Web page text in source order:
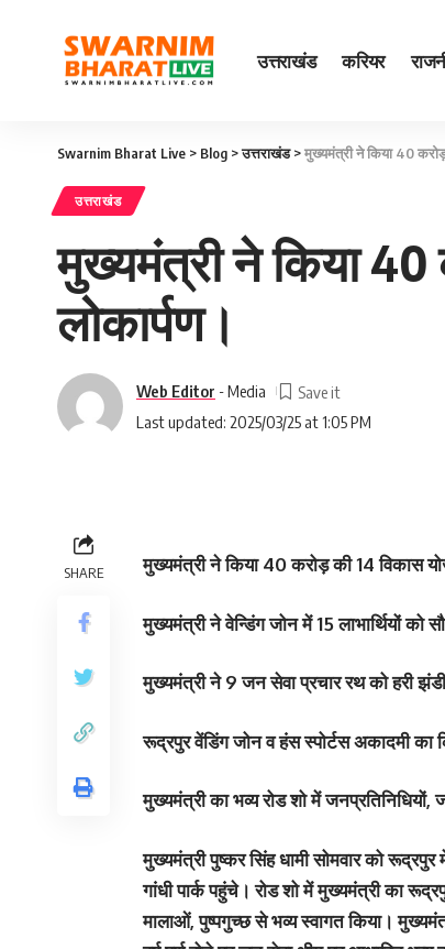
उत्तराखंड करियर
Swarnim Bharat Live > Blog >उत्तराखंड>मुख्यमंत्री ने किया 40
उत्तराखंड
मुख्यमंत्री ने किया 40
लोकार्पण।
Last updated: 2025/03/25 at 1:05 PM
Web Editor - Media
SHARE मुख्यमंत्री ने किया 40 करोड़ की 14 विकास
मुख्यमंत्री ने वेन्डिंग जोन में 15 लाभार्थियों को
मुख्यमंत्री ने 9 जन सेवा प्रचार रथ को हरी
रूद्रपुर वेंडिंग जोन व हंस स्पोर्टस अकादमी का
मुख्यमंत्री का भव्य रोड शो में जनप्रतिनिधियों,
मुख्यमंत्री पुष्कर सिंह धामी सोमवार को
गांधी पार्क पहुंचे। रोड शो में मुख्यमंत्री का
मालाओं, पुष्पगुच्छ से भव्य स्वागत किया।